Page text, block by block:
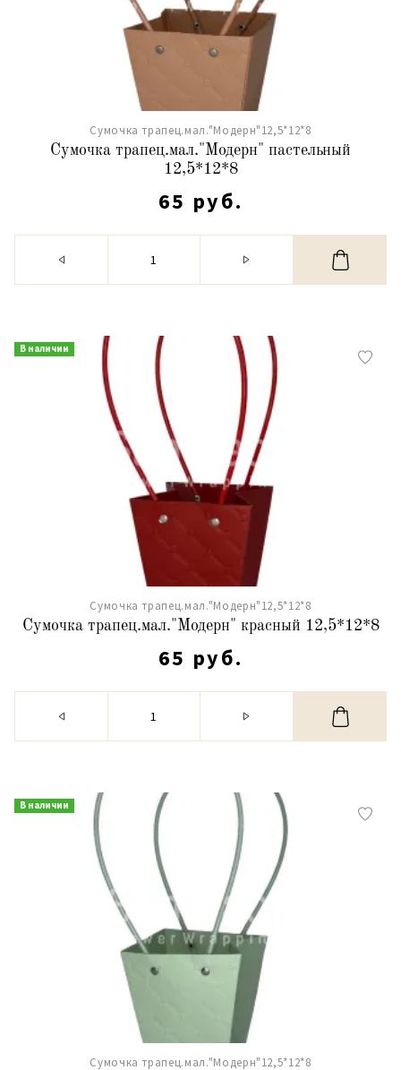
Сумочка трапец.мал."Модерн"12,5*12*8
Сумочка трапец.мал."Модерн" пастельный
12,5*12*8
65 руб.
В наличии
Сумочка трапец.мал."Модерн"12,5*12*8
Сумочка трапец.мал."Модерн" красный 12,5*12*8
65 руб.
В наличии
Сумочка трапец.мал."Модерн"12,5*12*8